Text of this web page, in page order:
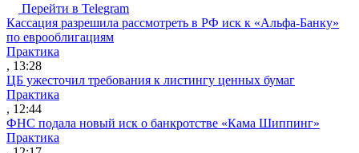
Перейти в Telegram
Кассация разрешила рассмотреть в РФ иск к «Альфа-Банку»
по еврооблигациям
Практика
, 13:28
ЦБ ужесточил требования к листингу ценных бумаг
Практика
, 12:44
ФНС подала новый иск о банкротстве «Кама Шиппинг»
Практика